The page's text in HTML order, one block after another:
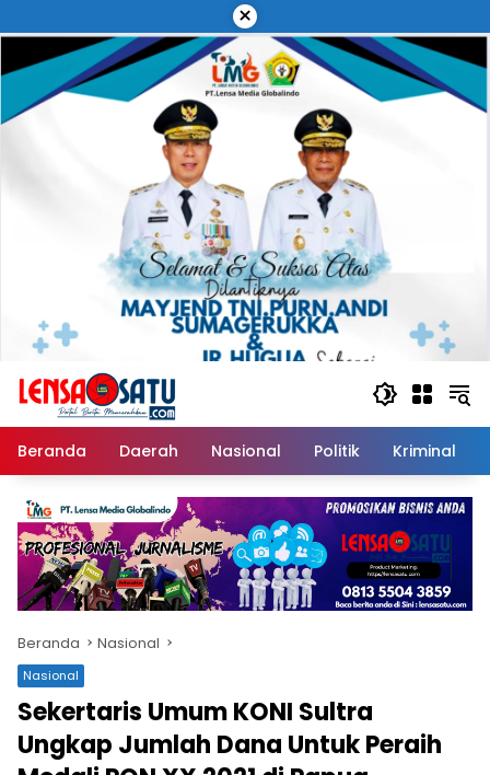
ke
konten
×
Beranda Daerah Nasional Politik Kriminal
Beranda Nasional
Nasional
Sekertaris Umum KONI Sultra
Ungkap Jumlah Dana Untuk Peraih